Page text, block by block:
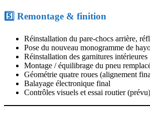
5️⃣ Remontage & finition
Réinstallation du pare-chocs arrière,
Pose du nouveau monogramme de
Réinstallation des garnitures intérieures
Montage / équilibrage du pneu
Géométrie quatre roues (alignement
Balayage électronique final
Contrôles visuels et essai routier (prévu)